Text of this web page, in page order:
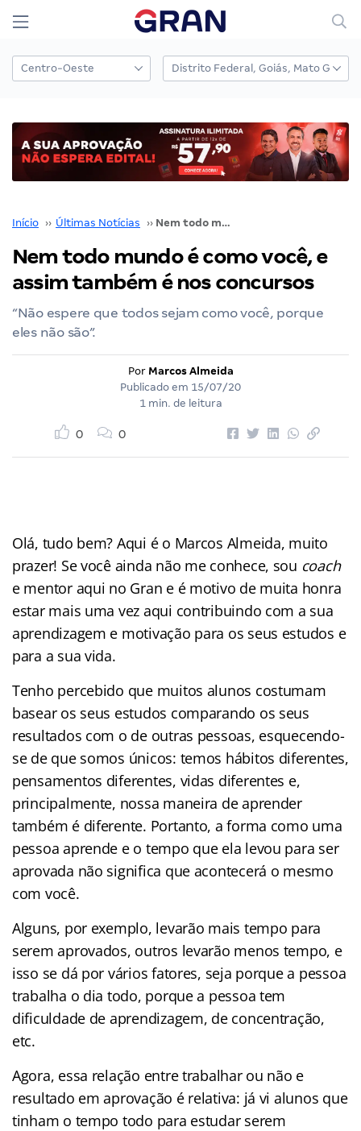
Início ›› Últimas Notícias ›› Nem todo mundo é como você, e assim também é nos concursos
Nem todo mundo é como você, e
assim também é nos concursos
“Não espere que todos sejam como você, porque
eles não são”.
Por Marcos Almeida
Publicado em 15/07/20
1 min. de leitura
0 0
Olá, tudo bem? Aqui é o Marcos Almeida, muito
prazer! Se você ainda não me conhece, sou coach
e mentor aqui no Gran e é motivo de muita honra
estar mais uma vez aqui contribuindo com a sua
aprendizagem e motivação para os seus estudos e
para a sua vida.
Tenho percebido que muitos alunos costumam
basear os seus estudos comparando os seus
resultados com o de outras pessoas, esquecendo-
se de que somos únicos: temos hábitos diferentes,
pensamentos diferentes, vidas diferentes e,
principalmente, nossa maneira de aprender
também é diferente. Portanto, a forma como uma
pessoa aprende e o tempo que ela levou para ser
aprovada não significa que acontecerá o mesmo
com você.
Alguns, por exemplo, levarão mais tempo para
serem aprovados, outros levarão menos tempo, e
isso se dá por vários fatores, seja porque a pessoa
trabalha o dia todo, porque a pessoa tem
dificuldade de aprendizagem, de concentração,
etc.
Agora, essa relação entre trabalhar ou não e
resultado em aprovação é relativa: já vi alunos que
tinham o tempo todo para estudar serem